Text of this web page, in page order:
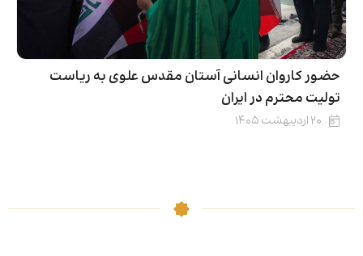
حضور کاروان انسانی آستان مقدس علوی به ریاست
تولیت محترم در ایران
۲۰ اردیبهشت ۱۴۰۵